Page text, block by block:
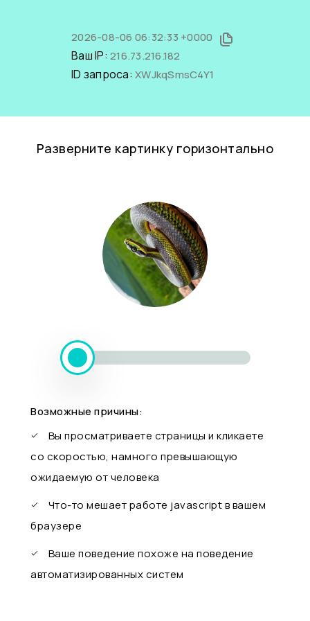
2026-08-06 06:32:33 +0000
Ваш IP: 216.73.216.182
ID запроса: XWJkqSmsC4Y1
Разверните картинку горизонтально
Возможные причины:
Вы просматриваете страницы и кликаете
со скоростью, намного превышающую
ожидаемую от человека
Что-то мешает работе javascript в вашем
браузере
Ваше поведение похоже на поведение
автоматизированных систем